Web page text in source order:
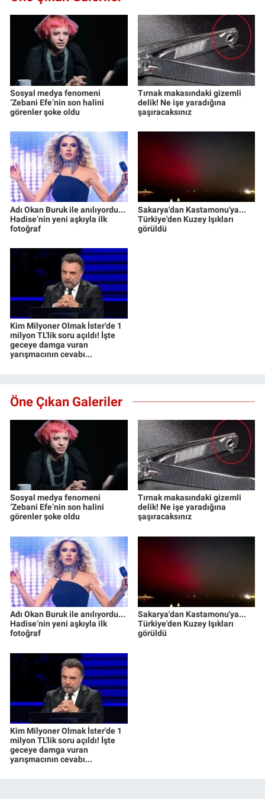
Sosyal medya fenomeni
‘Zebani Efe’nin son halini
görenler şoke oldu
Tırnak makasındaki gizemli
delik! Ne işe yaradığına
şaşıracaksınız
Adı Okan Buruk ile anılıyordu...
Hadise’nin yeni aşkıyla ilk
fotoğraf
Sakarya'dan Kastamonu'ya...
Türkiye'den Kuzey Işıkları
görüldü
Kim Milyoner Olmak İster'de 1
milyon TL'lik soru açıldı! İşte
geceye damga vuran
yarışmacının cevabı...
Öne Çıkan Galeriler
Sosyal medya fenomeni
‘Zebani Efe’nin son halini
görenler şoke oldu
Tırnak makasındaki gizemli
delik! Ne işe yaradığına
şaşıracaksınız
Adı Okan Buruk ile anılıyordu...
Hadise’nin yeni aşkıyla ilk
fotoğraf
Sakarya'dan Kastamonu'ya...
Türkiye'den Kuzey Işıkları
görüldü
Kim Milyoner Olmak İster'de 1
milyon TL'lik soru açıldı! İşte
geceye damga vuran
yarışmacının cevabı...